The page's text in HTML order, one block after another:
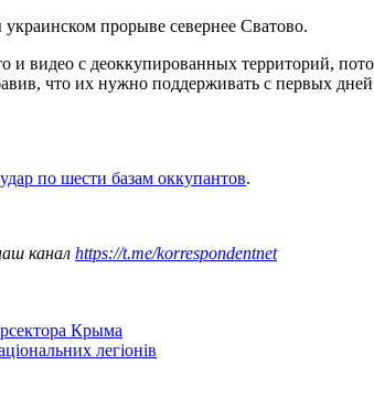
прорыве севернее Сватово.
видео с деоккупированных территорий,
что их нужно поддерживать с первых
по шести базам оккупантов.
канал https://t.me/korrespondentnet
Крыма
легіонів